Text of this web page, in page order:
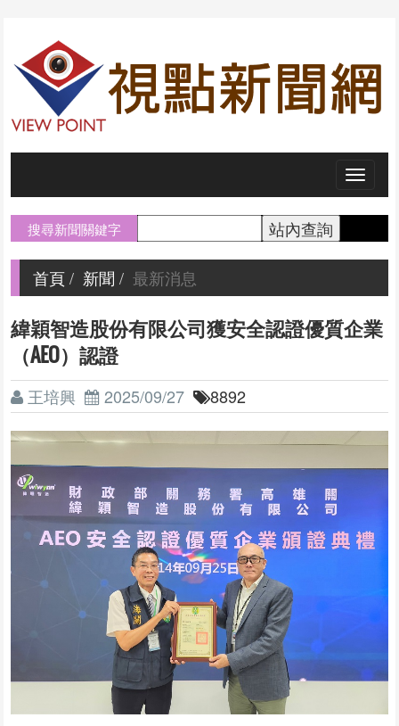
搜尋新聞關鍵字
首頁 新聞 最新消息
緯穎智造股份有限公司獲安全認證優質企業
（AEO）認證
王培興 2025/09/27 8892